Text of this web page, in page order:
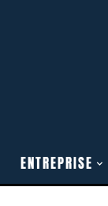
ENTREPRISE